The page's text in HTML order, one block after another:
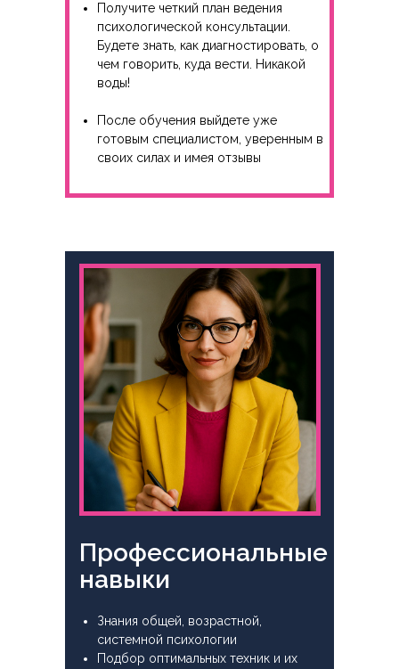
Получите четкий план ведения
психологической консультации.
Будете знать, как диагностировать, о
чем говорить, куда вести. Никакой
воды!
После обучения выйдете уже
готовым специалистом, уверенным в
своих силах и имея отзывы
Профессиональные
навыки
Знания общей, возрастной,
системной психологии
Подбор оптимальных техник и их